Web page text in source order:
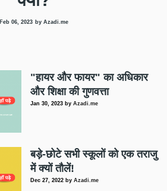
Feb 06, 2023 by Azadi.me
"हायर और फायर" का अधिकार
और शिक्षा की गुणवत्ता
Jan 30, 2023 byAzadi.me
बड़े-छोटे सभी स्कूलों को एक तराजु
में क्यों तौलें!
Dec 27, 2022 byAzadi.me